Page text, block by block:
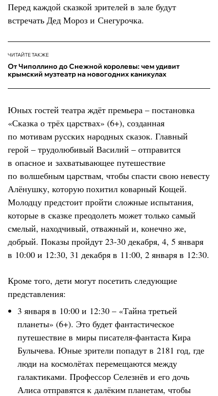
Перед каждой сказкой зрителей в зале будут
встречать Дед Мороз и Снегурочка.
ЧИТАЙТЕ ТАКЖЕ
От Чиполлино до Снежной королевы: чем удивит
крымский музтеатр на новогодних каникулах
Юных гостей театра ждёт премьера – постановка
«Сказка о трёх царствах» (6+), созданная
по мотивам русских народных сказок. Главный
герой – трудолюбивый Василий – отправится
в опасное и захватывающее путешествие
по волшебным царствам, чтобы спасти свою невесту
Алёнушку, которую похитил коварный Кощей.
Молодцу предстоит пройти сложные испытания,
которые в сказке преодолеть может только самый
смелый, находчивый, отважный и, конечно же,
добрый. Показы пройдут 23-30 декабря, 4, 5 января
в 10:00 и 12:30, 31 декабря в 11:00, 2 января в 12:30.
Кроме того, дети могут посетить следующие
представления:
3 января в 10:00 и 12:30 – «Тайна третьей
планеты» (6+). Это будет фантастическое
путешествие в миры писателя-фантаста Кира
Булычева. Юные зрители попадут в 2181 год, где
люди на космолётах перемещаются между
галактиками. Профессор Селезнёв и его дочь
Алиса отправятся к далёким планетам, чтобы